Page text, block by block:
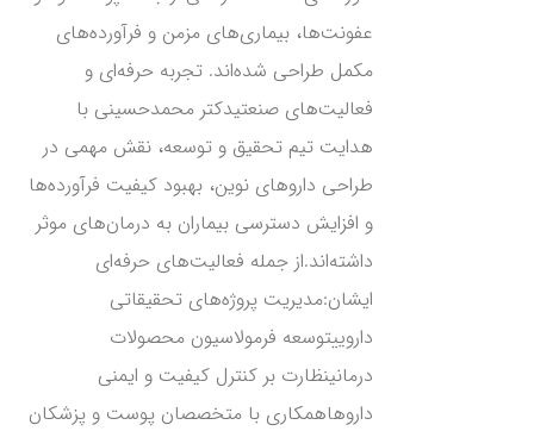
عفونت‌ها، بیماری‌های مزمن و فرآورده‌های
مکمل طراحی شده‌اند. تجربه حرفه‌ای و
فعالیت‌های صنعتیدکتر محمدحسینی با
هدایت تیم تحقیق و توسعه، نقش مهمی در
طراحی داروهای نوین، بهبود کیفیت فرآورده‌ها
و افزایش دسترسی بیماران به درمان‌های موثر
داشته‌اند.از جمله فعالیت‌های حرفه‌ای
ایشان:مدیریت پروژه‌های تحقیقاتی
داروییتوسعه فرمولاسیون محصولات
درمانینظارت بر کنترل کیفیت و ایمنی
داروهاهمکاری با متخصصان پوست و پزشکان